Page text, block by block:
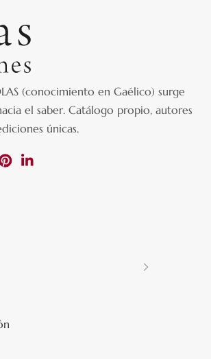
(conocimiento en Gaélico) surge
el saber.Catálogo propio, autores
únicas.
Pinterest